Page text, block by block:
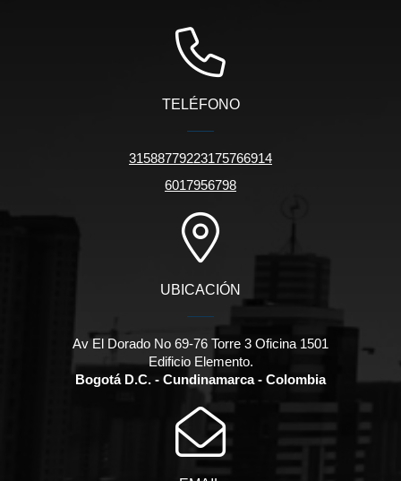
TELÉFONO
31588779223175766914
6017956798
UBICACIÓN
Av El Dorado No 69-76 Torre 3 Oficina 1501
Edificio Elemento.
Bogotá D.C. - Cundinamarca - Colombia